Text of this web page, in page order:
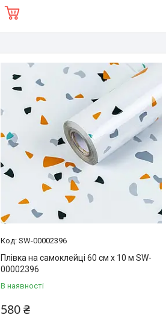
SW-00002396
Плівка на самоклейці 60 см х 10 м SW-
00002396
В наявності
580 ₴